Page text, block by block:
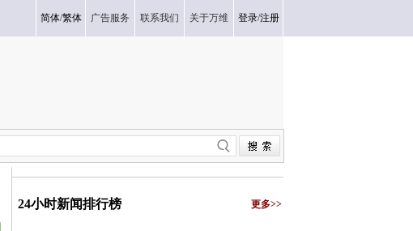
简体/繁体 广告服务 联系我们 关于万维 登录/注册
24小时新闻排行榜 更多>>